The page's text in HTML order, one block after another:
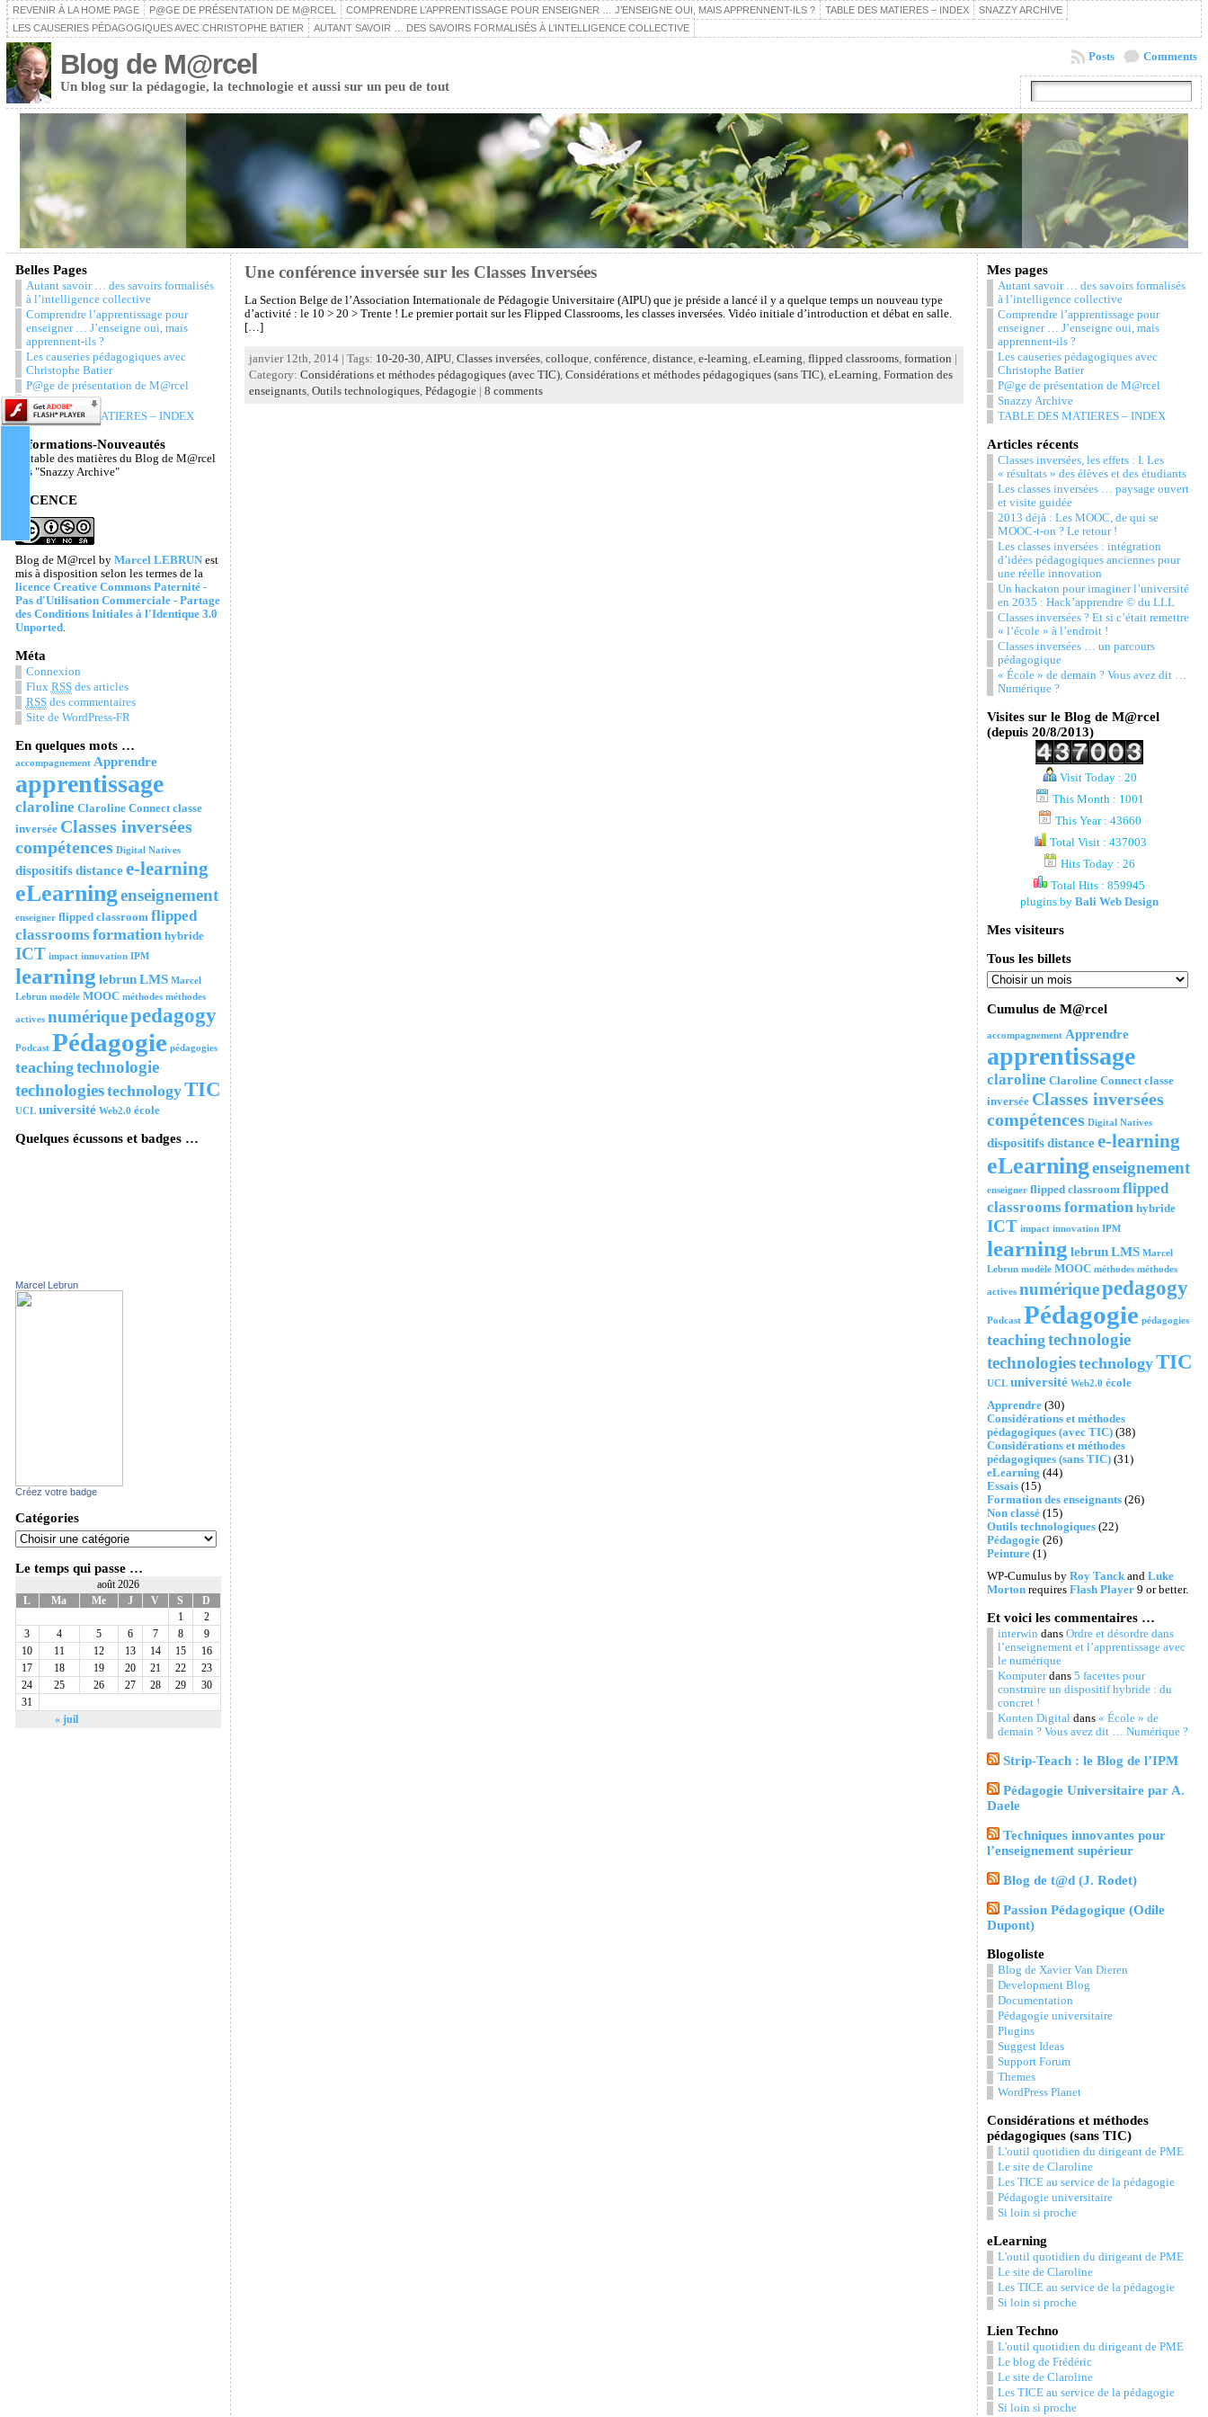
REVENIR À LA HOME PAGE P@GE DE PRÉSENTATION DE M@RCEL COMPRENDRE L’APPRENTISSAGE POUR ENSEIGNER … J’ENSEIGNE OUI, MAIS APPRENNENT-ILS ? TABLE DES MATIERES – INDEX
SNAZZY ARCHIVE
LES CAUSERIES PÉDAGOGIQUES AVEC CHRISTOPHE BATIER
AUTANT SAVOIR … DES SAVOIRS FORMALISÉS À L’INTELLIGENCE COLLECTIVE
Blog de M@rcel
Un blog sur la pédagogie, la technologie et aussi sur un peu de tout
Comments
Posts
Belles Pages
Autant savoir … des savoirs formalisés
à l’intelligence collective
Comprendre l’apprentissage pour
enseigner … J’enseigne oui, mais
apprennent-ils ?
Les causeries pédagogiques avec
Christophe Batier
P@ge de présentation de M@rcel
Snazzy Archive
TABLE DES MATIERES – INDEX
Informations-Nouveautés
La table des matières du Blog de M@rcel
Les "Snazzy Archive"
LICENCE
Blog de M@rcelby Marcel LEBRUNest
mis à disposition selon les termes de la
licence Creative Commons Paternité -
Pas d'Utilisation Commerciale - Partage
des Conditions Initiales à l'Identique 3.0
Unported.
Méta
Connexion
Flux RSSdes articles
RSSdes commentaires
Site de WordPress-FR
En quelques mots …
accompagnement Apprendre
apprentissage
claroline Claroline Connect classe
inversée Classes inversées
compétences Digital Natives
dispositifsdistancee-learning
eLearningenseignement
enseigner flipped classroom flipped
classroomsformation hybride
ICT impact innovation IPM
learning lebrunLMS Marcel
Lebrun modèle MOOC méthodes méthodes
actives numériquepedagogy
Podcast Pédagogie pédagogies
teachingtechnologie
technologiestechnologyTIC
UCL université Web2.0 école
Quelques écussons et badges …
Marcel Lebrun
Créez votre badge
Catégories
Le temps qui passe …
août 2026
L
Ma Me J V S D
« juil
1
2
3
4 5 6 7 8
9
10
11 12 13 14 15
16
17
18 19 20 21 22
23
24
25 26 27 28 29
30
31
Une conférence inversée sur les Classes Inversées
La Section Belge de l’Association Internationale de Pédagogie Universitaire (AIPU) que je préside a lancé il y a quelque temps un nouveau type
d’activité : le 10 > 20 > Trente ! Le premier portait sur les Flipped Classrooms, les classes inversées. Vidéo initiale d’introduction et débat en salle.
[…]
janvier 12th, 2014 | Tags: 10-20-30 AIPU, Classes inversées, colloque, conférence, distance, e-learning eLearning flipped classrooms, formation |
Category: Considérations et méthodes pédagogiques (avec TIC), Considérations et méthodes pédagogiques (sans TIC), eLearning Formation des
enseignants, Outils technologiques, Pédagogie| 8 comments
Mes pages
Autant savoir … des savoirs formalisés
à l’intelligence collective
Comprendre l’apprentissage pour
enseigner … J’enseigne oui, mais
apprennent-ils ?
Les causeries pédagogiques avec
Christophe Batier
P@ge de présentation de M@rcel
Snazzy Archive
TABLE DES MATIERES – INDEX
Articles récents
Classes inversées, les effets : I. Les
« résultats » des élèves et des étudiants
Les classes inversées … paysage ouvert
et visite guidée
2013 déjà : Les MOOC, de qui se
MOOC-t-on ? Le retour !
Les classes inversées : intégration
d’idées pédagogiques anciennes pour
une réelle innovation
Un hackaton pour imaginer l’université
en 2035 : Hack’apprendre © du LLL
Classes inversées ? Et si c’était remettre
« l’école » à l’endroit !
Classes inversées … un parcours
pédagogique
« École » de demain ? Vous avez dit …
Numérique ?
Visites sur le Blog de M@rcel
(depuis 20/8/2013)
Visit Today : 20
This Month : 1001
This Year : 43660
Total Visit : 437003
Hits Today : 26
Total Hits : 859945
plugins byBali Web Design
Mes visiteurs
Tous les billets
Cumulus de M@rcel
accompagnement Apprendre
apprentissage
claroline Claroline Connect classe
inversée Classes inversées
compétences Digital Natives
dispositifsdistancee-learning
eLearningenseignement
enseigner flipped classroom flipped
classroomsformation hybride
ICT impact innovation IPM
learning lebrunLMS Marcel
Lebrun modèle MOOC méthodes méthodes
actives numériquepedagogy
Podcast Pédagogie pédagogies
teachingtechnologie
technologiestechnologyTIC
UCL université Web2.0 école
Apprendre(30)
Considérations et méthodes
pédagogiques (avec TIC)(38)
Considérations et méthodes
pédagogiques (sans TIC)(31)
eLearning (44)
Essais(15)
Formation des enseignants(26)
Non classé(15)
Outils technologiques(22)
Pédagogie(26)
Peinture(1)
WP-Cumulus by Roy Tanckand Luke
Mortonrequires Flash Player9 or better.
Et voici les commentaires …
interwin dans Ordre et désordre dans
l’enseignement et l’apprentissage avec
le numérique
Komputerdans 5 facettes pour
construire un dispositif hybride : du
concret !
Konten Digitaldans « École » de
demain ? Vous avez dit … Numérique ?
Strip-Teach : le Blog de l’IPM
Pédagogie Universitaire par A.
Daele
Techniques innovantes pour
l’enseignement supérieur
Blog de t@d (J. Rodet)
Passion Pédagogique (Odile
Dupont)
Blogoliste
Blog de Xavier Van Dieren
Development Blog
Documentation
Pédagogie universitaire
Plugins
Suggest Ideas
Support Forum
Themes
WordPress Planet
Considérations et méthodes
pédagogiques (sans TIC)
L'outil quotidien du dirigeant de PME
Le site de Claroline
Les TICE au service de la pédagogie
Pédagogie universitaire
Si loin si proche
eLearning
L'outil quotidien du dirigeant de PME
Le site de Claroline
Les TICE au service de la pédagogie
Si loin si proche
Lien Techno
L'outil quotidien du dirigeant de PME
Le blog de Frédéric
Le site de Claroline
Les TICE au service de la pédagogie
Si loin si proche